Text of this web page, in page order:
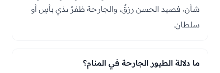
شأن، فصيد الحسن رزقٌ، والجارحة ظفرٌ بذي بأسٍ أو
سلطان.
ما دلالة الطيور الجارحة في المنام؟